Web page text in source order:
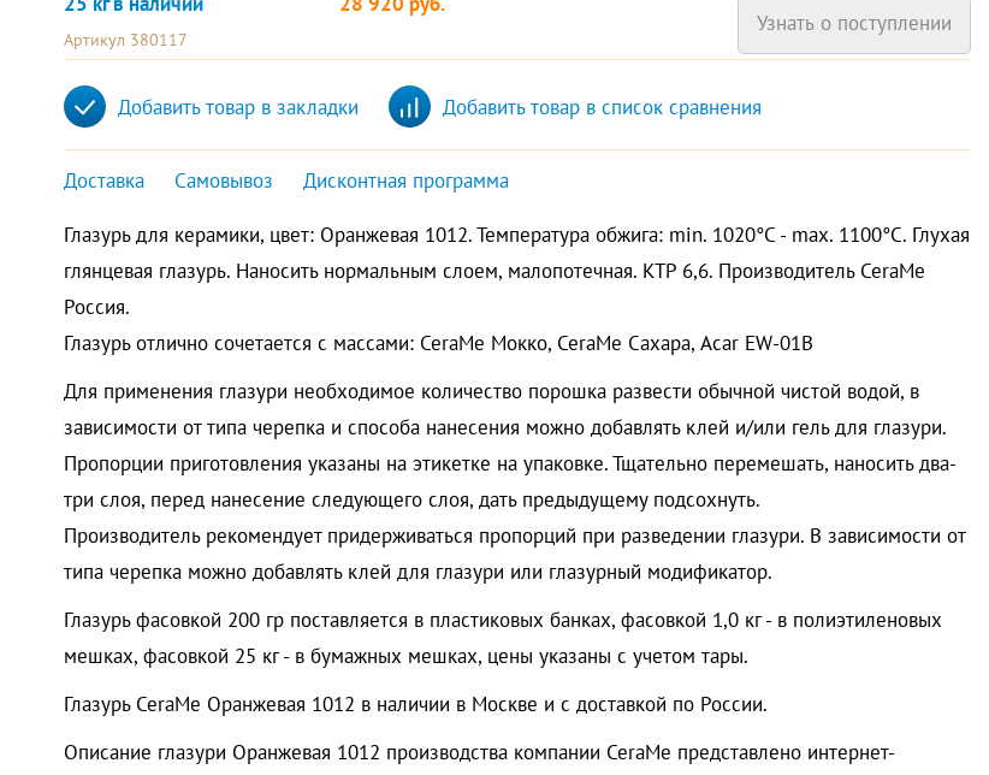
Артикул 380117
Узнать о поступлении
Добавить товар в закладки Добавить товар в список сравнения
Доставка Самовывоз Дисконтная программа
Глазурь для керамики, цвет: Оранжевая 1012. Температура обжига: min. 1020°C - max. 1100°C. Глухая
глянцевая глазурь. Наносить нормальным слоем, малопотечная. КТР 6,6. Производитель CeraMe
Россия.
Глазурь отлично сочетается с массами: CeraMe Мокко, CeraMe Сахара, Acar EW-01B
Для применения глазури необходимое количество порошка развести обычной чистой водой, в
зависимости от типа черепка и способа нанесения можно добавлять клей и/или гель для глазури.
Пропорции приготовления указаны на этикетке на упаковке. Тщательно перемешать, наносить два-
три слоя, перед нанесение следующего слоя, дать предыдущему подсохнуть.
Производитель рекомендует придерживаться пропорций при разведении глазури. В зависимости от
типа черепка можно добавлять клей для глазури или глазурный модификатор.
Глазурь фасовкой 200 гр поставляется в пластиковых банках, фасовкой 1,0 кг - в полиэтиленовых
мешках, фасовкой 25 кг - в бумажных мешках, цены указаны с учетом тары.
Глазурь CeraMe Оранжевая 1012 в наличии в Москве и с доставкой по России.
Описание глазури Оранжевая 1012 производства компании CeraMe представлено интернет-